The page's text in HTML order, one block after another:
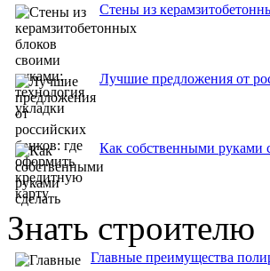
Стены из
Лучшие предложения от
Как собственными руками
Знать строителю
Главные преимущества